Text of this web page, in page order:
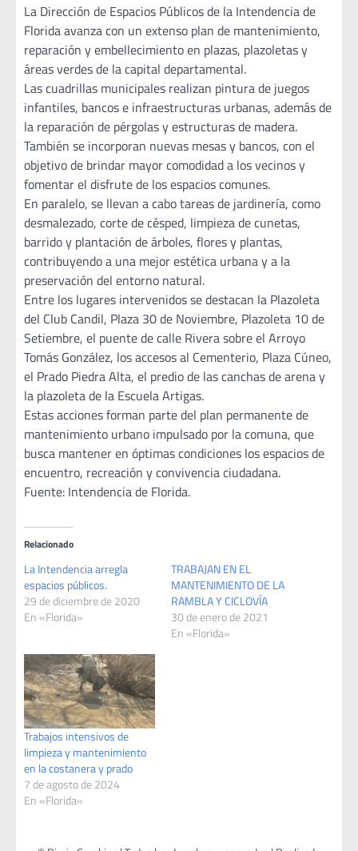
La Dirección de Espacios Públicos de la Intendencia de
Florida avanza con un extenso plan de mantenimiento,
reparación y embellecimiento en plazas, plazoletas y
áreas verdes de la capital departamental.
Las cuadrillas municipales realizan pintura de juegos
infantiles, bancos e infraestructuras urbanas, además de
la reparación de pérgolas y estructuras de madera.
También se incorporan nuevas mesas y bancos, con el
objetivo de brindar mayor comodidad a los vecinos y
fomentar el disfrute de los espacios comunes.
En paralelo, se llevan a cabo tareas de jardinería, como
desmalezado, corte de césped, limpieza de cunetas,
barrido y plantación de árboles, flores y plantas,
contribuyendo a una mejor estética urbana y a la
preservación del entorno natural.
Entre los lugares intervenidos se destacan la Plazoleta
del Club Candil, Plaza 30 de Noviembre, Plazoleta 10 de
Setiembre, el puente de calle Rivera sobre el Arroyo
Tomás González, los accesos al Cementerio, Plaza Cúneo,
el Prado Piedra Alta, el predio de las canchas de arena y
la plazoleta de la Escuela Artigas.
Estas acciones forman parte del plan permanente de
mantenimiento urbano impulsado por la comuna, que
busca mantener en óptimas condiciones los espacios de
encuentro, recreación y convivencia ciudadana.
Fuente: Intendencia de Florida.
Relacionado
La Intendencia arregla
espacios públicos.
29 de diciembre de 2020
En «Florida»
TRABAJAN EN EL
MANTENIMIENTO DE LA
RAMBLA Y CICLOVÍA
30 de enero de 2021
En «Florida»
Trabajos intensivos de
limpieza y mantenimiento
en la costanera y prado
7 de agosto de 2024
En «Florida»